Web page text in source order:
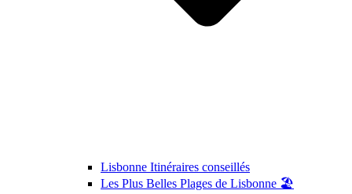
Lisbonne Itinéraires conseillés
Les Plus Belles Plages de Lisbonne 🏖️